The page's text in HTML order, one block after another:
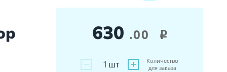
630 .00 i
− +
1 шт
Количество
для заказа